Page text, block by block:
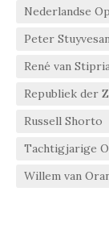
Nederlandse
Peter
René van
Republiek der
Russell Shorto
Tachtigjarige
Willem van